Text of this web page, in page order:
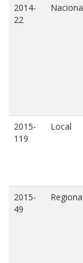
2014-
22
2015-
119
Local
2015-
49
Regional